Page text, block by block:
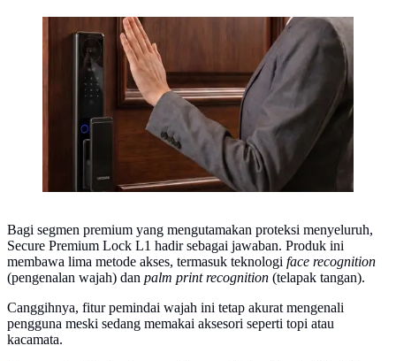
Secure Premium Lock L1. Credit: Datascrip
Bagi segmen premium yang mengutamakan proteksi menyeluruh,
Secure Premium Lock L1 hadir sebagai jawaban. Produk ini
membawa lima metode akses, termasuk teknologi face recognition
(pengenalan wajah) dan palm print recognition (telapak tangan).
Canggihnya, fitur pemindai wajah ini tetap akurat mengenali
pengguna meski sedang memakai aksesori seperti topi atau
kacamata.